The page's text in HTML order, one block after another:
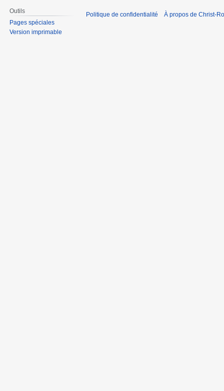
Outils
Pages spéciales
Version imprimable
Politique de confidentialité À propos de Christ-